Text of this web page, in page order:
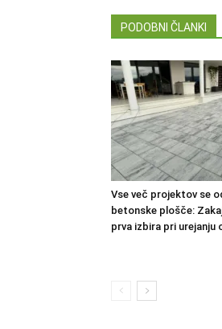
PODOBNI ČLANKI
Vse več projektov se
betonske plošče:
prva izbira pri urejanju